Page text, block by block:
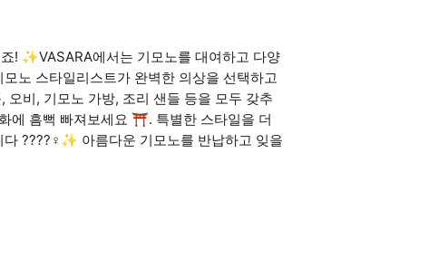
! ✨VASARA에서는 기모노를 대여하고 다양
노 스타일리스트가 완벽한 의상을 선택하고
비, 기모노 가방, 조리 샌들 등을 모두 갖추
에 흠뻑 빠져보세요 ⛩️. 특별한 스타일을 더
????‍♀️✨ 아름다운 기모노를 반납하고 잊을